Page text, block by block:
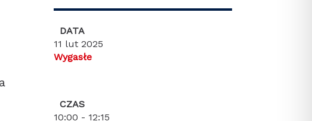
DATA
11 lut 2025
Wygasłe
CZAS
10:00 - 12:15